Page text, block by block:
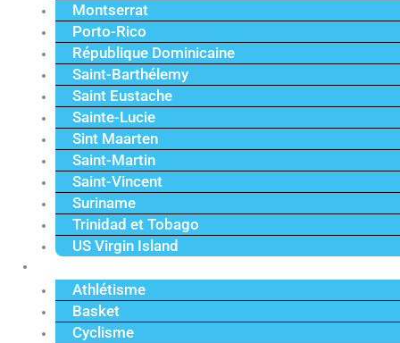
Montserrat
Porto-Rico
République Dominicaine
Saint-Barthélemy
Saint Eustache
Sainte-Lucie
Sint Maarten
Saint-Martin
Saint-Vincent
Suriname
Trinidad et Tobago
US Virgin Island
Athlétisme
Basket
Cyclisme